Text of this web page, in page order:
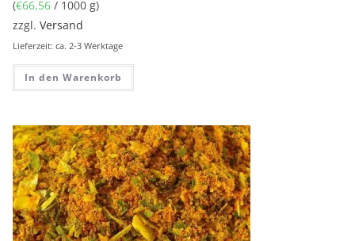
(€66,56 / 1000 g)
zzgl.Versand
Lieferzeit: ca. 2-3 Werktage
In den Warenkorb